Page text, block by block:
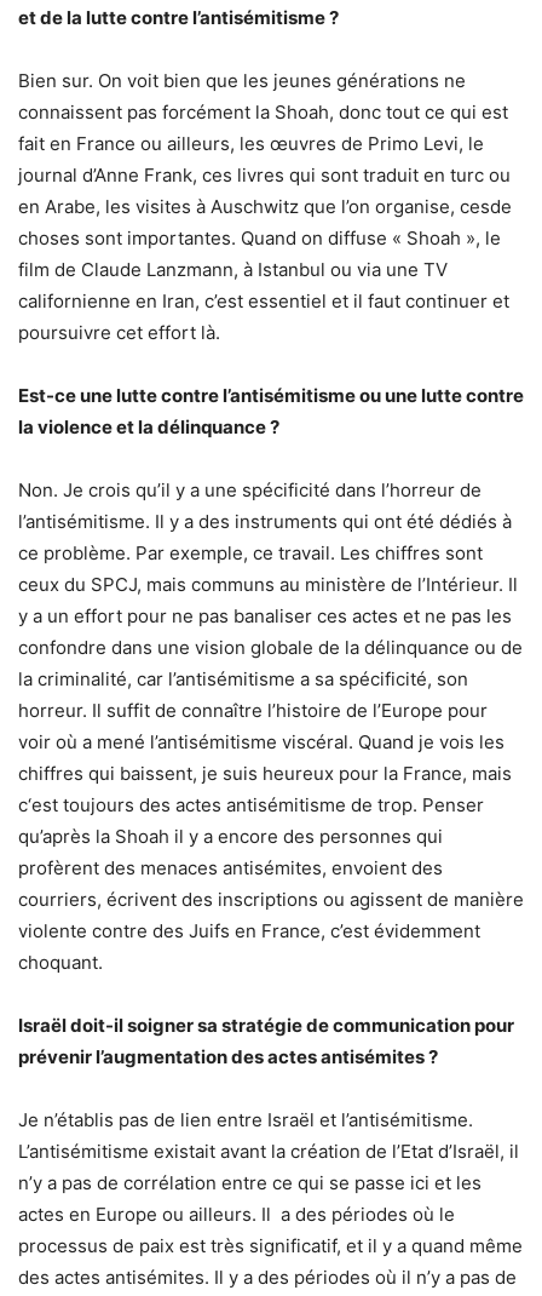
et de la lutte contre l’antisémitisme ?
Bien sur. On voit bien que les jeunes générations ne
connaissent pas forcément la Shoah, donc tout ce qui est
fait en France ou ailleurs, les œuvres de Primo Levi, le
journal d’Anne Frank, ces livres qui sont traduit en turc ou
en Arabe, les visites à Auschwitz que l’on organise, cesde
choses sont importantes. Quand on diffuse « Shoah », le
film de Claude Lanzmann, à Istanbul ou via une TV
californienne en Iran, c’est essentiel et il faut continuer et
poursuivre cet effort là.
Est-ce une lutte contre l’antisémitisme ou une lutte contre
la violence et la délinquance ?
Non. Je crois qu’il y a une spécificité dans l’horreur de
l’antisémitisme. Il y a des instruments qui ont été dédiés à
ce problème. Par exemple, ce travail. Les chiffres sont
ceux du SPCJ, mais communs au ministère de l’Intérieur. Il
y a un effort pour ne pas banaliser ces actes et ne pas les
confondre dans une vision globale de la délinquance ou de
la criminalité, car l’antisémitisme a sa spécificité, son
horreur. Il suffit de connaître l’histoire de l’Europe pour
voir où a mené l’antisémitisme viscéral. Quand je vois les
chiffres qui baissent, je suis heureux pour la France, mais
c‘est toujours des actes antisémitisme de trop. Penser
qu’après la Shoah il y a encore des personnes qui
profèrent des menaces antisémites, envoient des
courriers, écrivent des inscriptions ou agissent de manière
violente contre des Juifs en France, c’est évidemment
choquant.
Israël doit-il soigner sa stratégie de communication pour
prévenir l’augmentation des actes antisémites ?
Je n’établis pas de lien entre Israël et l’antisémitisme.
L’antisémitisme existait avant la création de l’Etat d’Israël, il
n’y a pas de corrélation entre ce qui se passe ici et les
actes en Europe ou ailleurs. Il a des périodes où le
processus de paix est très significatif, et il y a quand même
des actes antisémites. Il y a des périodes où il n’y a pas de